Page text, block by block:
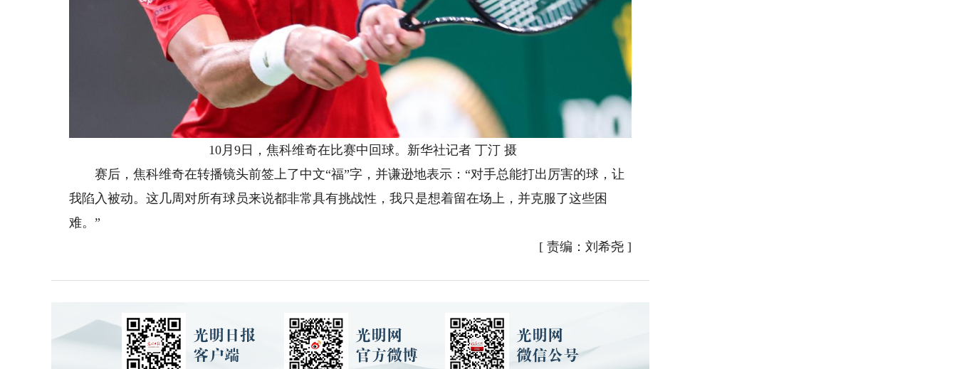
10月9日，焦科维奇在比赛中回球。新华社记者 丁汀 摄
赛后，焦科维奇在转播镜头前签上了中文“福”字，并谦逊地表示：“对手总能打出厉害的球，让
我陷入被动。这几周对所有球员来说都非常具有挑战性，我只是想着留在场上，并克服了这些困
难。”
[ 责编：刘希尧 ]